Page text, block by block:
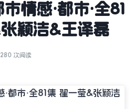
情感·都市·全81
颖洁&王译磊
280 次阅读